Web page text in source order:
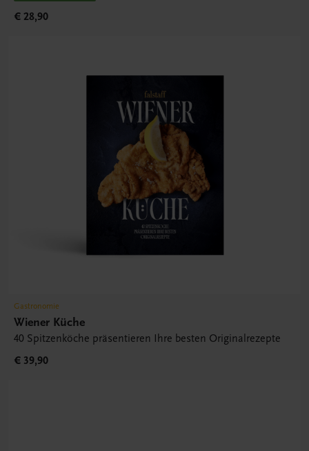
€ 28,90
Gastronomie
Wiener Küche
40 Spitzenköche präsentieren Ihre besten Originalrezepte
€ 39,90